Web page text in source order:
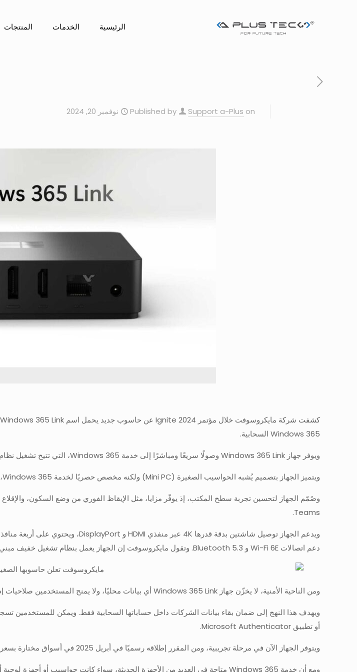
الرئيسية الخدمات المنتجات
Published by Support a-Plus on نوفمبر 20, 2024
Windows 365 السحابية.
ويوفر جهاز Windows 365 Link وصولًا سريعًا ومباشرًا إلى خدمة Windows 365، التي تتيح تشغيل نظام ويندوز سحابيًا، وبثّه في الأجهزة المختلفة.
ويتميز الجهاز بتصميم يُشبه الحواسيب الصغيرة (Mini PC) ولكنه مخصص حصريًا لخدمة Windows 365، إذ لا يشغّل نظام ويندوز أو تطبيقاته محليًا في الأجهزة نفسها.
Teams.
دعم اتصالات Wi-Fi 6E و Bluetooth 5.3. وتقول مايكروسوفت إن الجهاز يعمل بنظام تشغيل خفيف مبني على ويندوز.
ومن الناحية الأمنية، لا يخزّن جهاز Windows 365 Link أي بيانات محليًا، ولا يمنح المستخدمين صلاحيات إدارية، ولا يسمح بتعطيل السياسات الأمنية الافتراضية.
أو تطبيق Microsoft Authenticator.
ويتوفر الجهاز الآن في مرحلة تجريبية، ومن المقرر إطلاقه رسميًا في أبريل 2025 في أسواق مختارة بسعر قدره 350 دولارًا.